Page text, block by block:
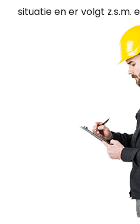
situatie en er volgt z.s.m.